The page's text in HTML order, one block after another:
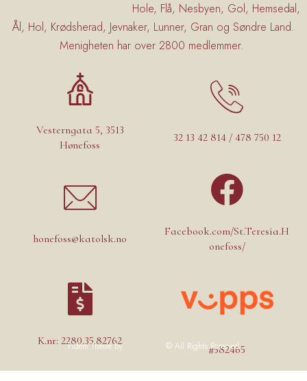
Hole, Flå, Nesbyen, Gol, Hemsedal,
Ål, Hol, Krødsherad, Jevnaker, Lunner, Gran og Søndre Land.
Menigheten har over 2800 medlemmer.
Vesterngata 5, 3513
Hønefoss
32 13 42 814 / 478 750 12
honefoss@katolsk.no
Facebook.com/St.Teresia.H
onefoss/
K.nr: 2280.35.82762
#582465
Fidem Theme by © All Rights Reserved